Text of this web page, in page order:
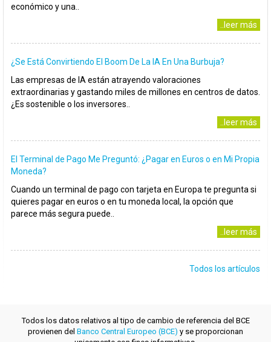
económico y una..
..leer más
¿Se Está Convirtiendo El Boom De La IA En Una Burbuja?
Las empresas de IA están atrayendo valoraciones
extraordinarias y gastando miles de millones en centros de datos.
¿Es sostenible o los inversores..
..leer más
El Terminal de Pago Me Preguntó: ¿Pagar en Euros o en Mi Propia
Moneda?
Cuando un terminal de pago con tarjeta en Europa te pregunta si
quieres pagar en euros o en tu moneda local, la opción que
parece más segura puede..
..leer más
Todos los artículos
Todos los datos relativos al tipo de cambio de referencia del BCE
provienen del Banco Central Europeo (BCE) y se proporcionan